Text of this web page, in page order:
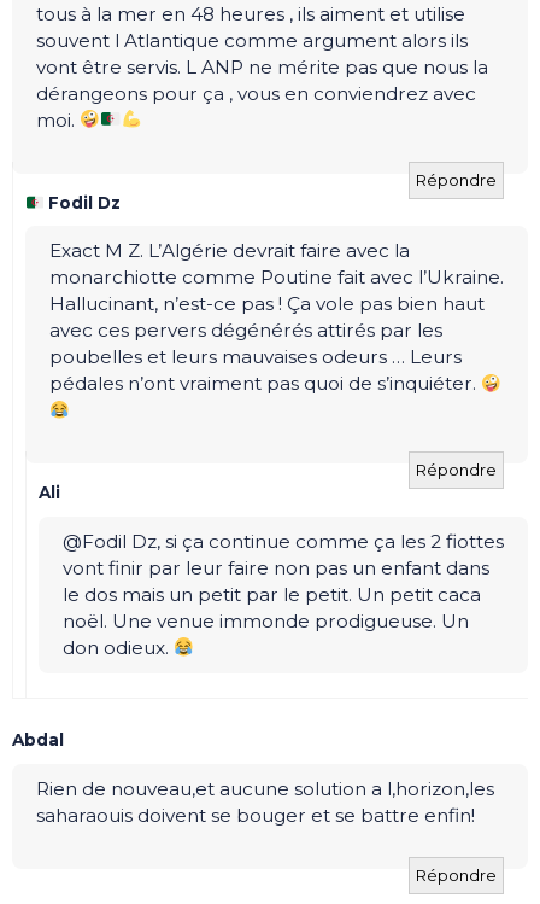
tous à la mer en 48 heures , ils aiment et utilise
souvent l Atlantique comme argument alors ils
vont être servis. L ANP ne mérite pas que nous la
dérangeons pour ça , vous en conviendrez avec
moi.
Répondre
Fodil Dz
Exact M Z. L’Algérie devrait faire avec la
monarchiotte comme Poutine fait avec l’Ukraine.
Hallucinant, n’est-ce pas ! Ça vole pas bien haut
avec ces pervers dégénérés attirés par les
poubelles et leurs mauvaises odeurs … Leurs
pédales n’ont vraiment pas quoi de s’inquiéter.
Répondre
Ali
@Fodil Dz, si ça continue comme ça les 2 fiottes
vont finir par leur faire non pas un enfant dans
le dos mais un petit par le petit. Un petit caca
noël. Une venue immonde prodigueuse. Un
don odieux.
Abdal
Rien de nouveau,et aucune solution a l,horizon,les
saharaouis doivent se bouger et se battre enfin!
Répondre